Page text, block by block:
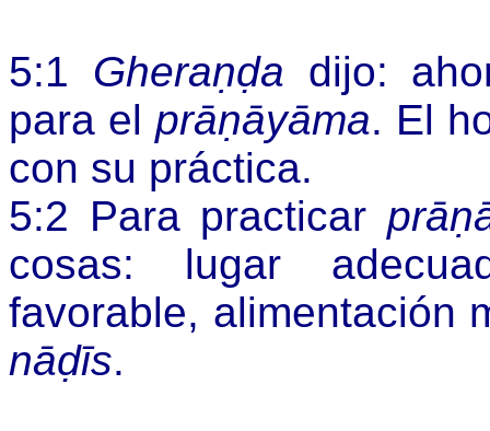
5:1 Gheraṇḍa dijo:
para el prāṇāyāma. El
con su práctica.
5:2 Para practicar
cosas: lugar
favorable, alimentación
nāḍīs.